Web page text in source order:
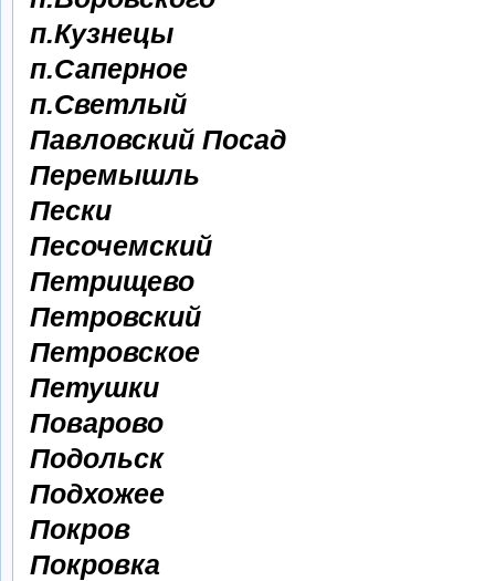
п.Кузнецы
п.Саперное
п.Светлый
Павловский Посад
Перемышль
Пески
Песочемский
Петрищево
Петровский
Петровское
Петушки
Поварово
Подольск
Подхожее
Покров
Покровка